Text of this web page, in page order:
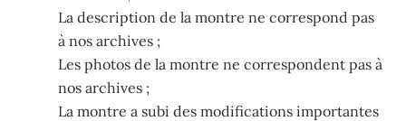
La description de la montre ne correspond pas
à nos archives ;
Les photos de la montre ne correspondent pas à
nos archives ;
La montre a subi des modifications importantes